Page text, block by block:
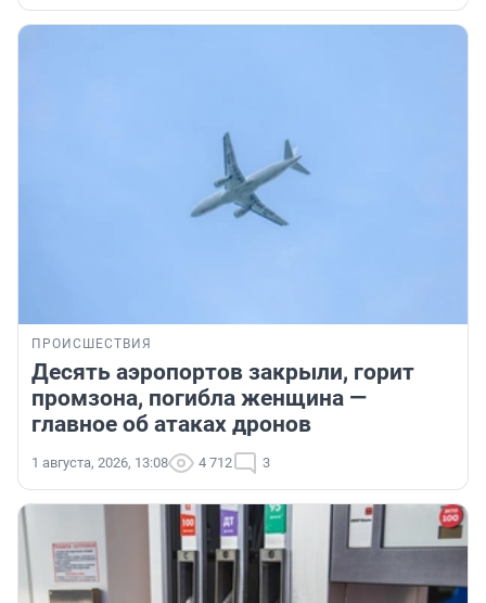
ПРОИСШЕСТВИЯ
Десять аэропортов закрыли, горит
промзона, погибла женщина —
главное об атаках дронов
1 августа, 2026, 13:08 4 712 3